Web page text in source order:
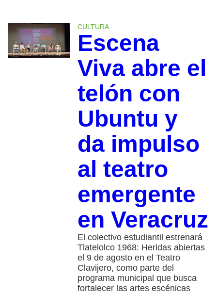
CULTURA
Escena
Viva abre el
telón con
Ubuntu y
da impulso
al teatro
emergente
en Veracruz
El colectivo estudiantil estrenará
Tlatelolco 1968: Heridas abiertas
el 9 de agosto en el Teatro
Clavijero, como parte del
programa municipal que busca
fortalecer las artes escénicas